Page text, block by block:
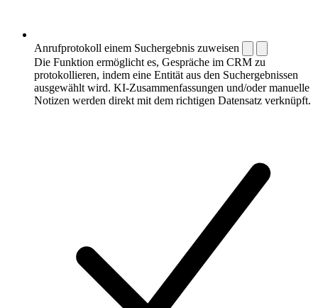
Anrufprotokoll einem Suchergebnis zuweisen
Die Funktion ermöglicht es, Gespräche im CRM zu
protokollieren, indem eine Entität aus den Suchergebnissen
ausgewählt wird. KI-Zusammenfassungen und/oder manuelle
Notizen werden direkt mit dem richtigen Datensatz verknüpft.